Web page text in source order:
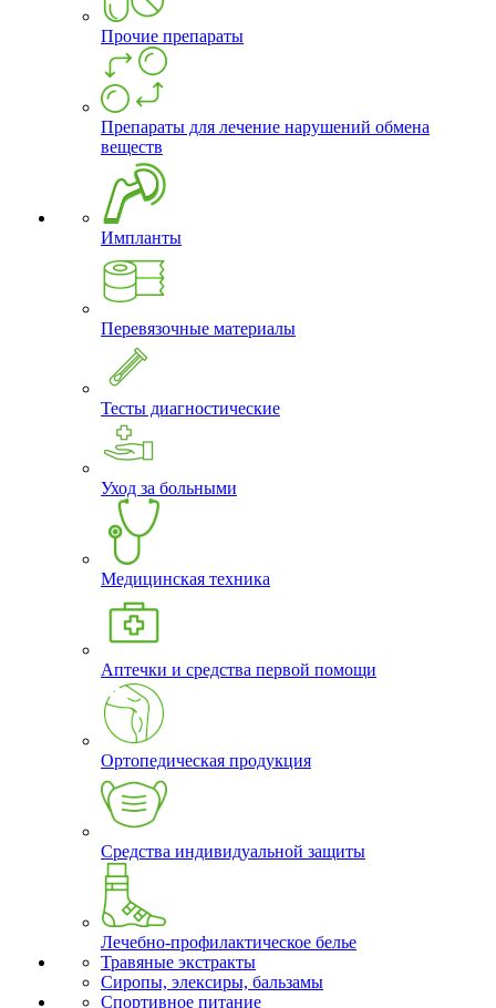
Прочие препараты
Препараты для лечение нарушений обмена
веществ
Импланты
Перевязочные материалы
Тесты диагностические
Уход за больными
Медицинская техника
Аптечки и средства первой помощи
Ортопедическая продукция
Средства индивидуальной защиты
Лечебно-профилактическое белье
Травяные экстракты
Сиропы, элексиры, бальзамы
Спортивное питание